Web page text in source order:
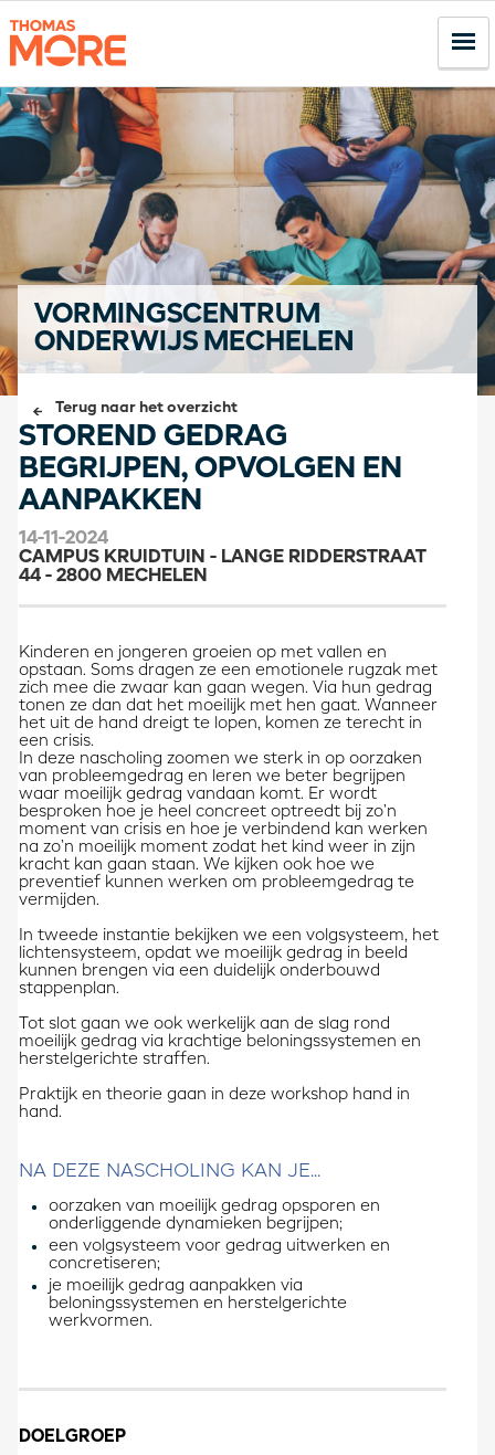
VORMINGSCENTRUM
ONDERWIJS MECHELEN
Terug naar het overzicht
STOREND GEDRAG
BEGRIJPEN, OPVOLGEN EN
AANPAKKEN
14-11-2024
CAMPUS KRUIDTUIN - LANGE RIDDERSTRAAT
44 - 2800 MECHELEN
Kinderen en jongeren groeien op met vallen en
opstaan. Soms dragen ze een emotionele rugzak met
zich mee die zwaar kan gaan wegen. Via hun gedrag
tonen ze dan dat het moeilijk met hen gaat. Wanneer
het uit de hand dreigt te lopen, komen ze terecht in
een crisis.
In deze nascholing zoomen we sterk in op oorzaken
van probleemgedrag en leren we beter begrijpen
waar moeilijk gedrag vandaan komt. Er wordt
besproken hoe je heel concreet optreedt bij zo’n
moment van crisis en hoe je verbindend kan werken
na zo’n moeilijk moment zodat het kind weer in zijn
kracht kan gaan staan. We kijken ook hoe we
preventief kunnen werken om probleemgedrag te
vermijden.
In tweede instantie bekijken we een volgsysteem, het
lichtensysteem, opdat we moeilijk gedrag in beeld
kunnen brengen via een duidelijk onderbouwd
stappenplan.
Tot slot gaan we ook werkelijk aan de slag rond
moeilijk gedrag via krachtige beloningssystemen en
herstelgerichte straffen.
Praktijk en theorie gaan in deze workshop hand in
hand.
NA DEZE NASCHOLING KAN JE...
oorzaken van moeilijk gedrag opsporen en
onderliggende dynamieken begrijpen;
een volgsysteem voor gedrag uitwerken en
concretiseren;
je moeilijk gedrag aanpakken via
beloningssystemen en herstelgerichte
werkvormen.
DOELGROEP